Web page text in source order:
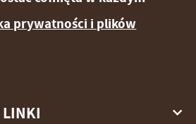
LINKI
prywatności i plików